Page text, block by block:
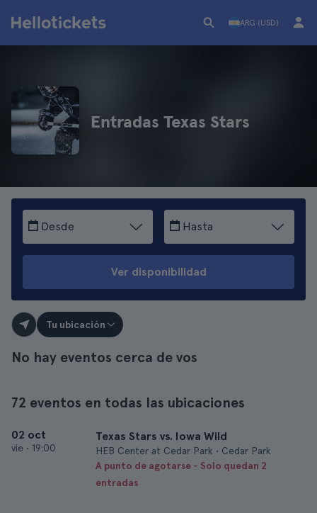
ARG (USD)
Entradas Texas Stars
Desde Hasta
Ver disponibilidad
Tu ubicación
No hay eventos cerca de vos
72 eventos en todas las ubicaciones
02 oct
vie • 19:00
Texas Stars vs. Iowa Wild
HEB Center at Cedar Park • Cedar Park
A punto de agotarse - Solo quedan 2
entradas